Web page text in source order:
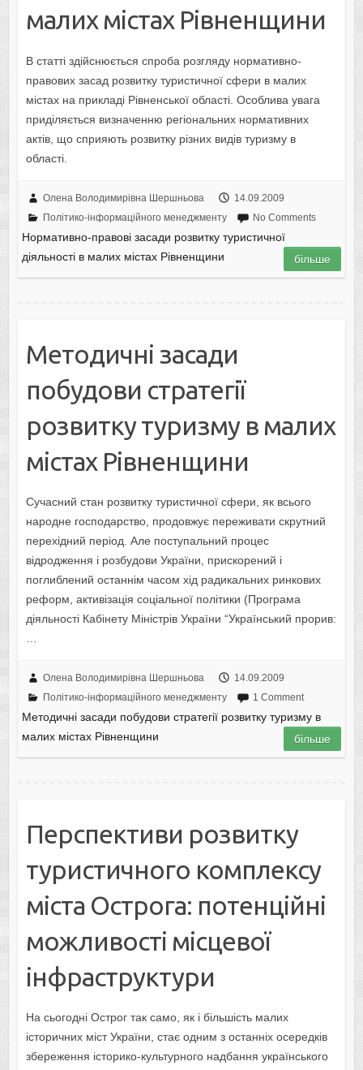
малих містах Рівненщини
В статті здійснюється спроба розгляду нормативно-
правових засад розвитку туристичної сфери в малих
містах на прикладі Рівненської області. Особлива увага
приділяється визначенню регіональних нормативних
актів, що сприяють розвитку різних видів туризму в
області.
Олена Володимирівна Шершньова
14.09.2009
Політико-інформаційного менеджменту
No Comments
Нормативно-правові засади розвитку туристичної
діяльності в малих містах Рівненщини
більше
Методичні засади
побудови стратегії
розвитку туризму в малих
містах Рівненщини
Сучасний стан розвитку туристичної сфери, як всього
народне господарство, продовжує переживати скрутний
перехідний період. Але поступальний процес
відродження і розбудови України, прискорений і
поглиблений останнім часом хід радикальних ринкових
реформ, активізація соціальної політики (Програма
діяльності Кабінету Міністрів України “Український прорив:
Олена Володимирівна Шершньова
14.09.2009
Політико-інформаційного менеджменту
1 Comment
Методичні засади побудови стратегії розвитку туризму в
малих містах Рівненщини
більше
Перспективи розвитку
туристичного комплексу
міста Острога: потенційні
можливості місцевої
інфраструктури
На сьогодні Острог так само, як і більшість малих
історичних міст України, стає одним з останніх осередків
збереження історико-культурного надбання українського